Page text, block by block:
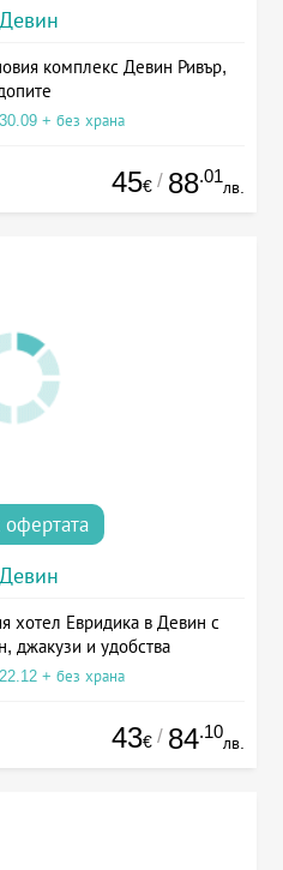
Девин
комплекс Девин Ривър,
+ без храна
45€ / 88.01
лв.
офертата
Девин
хотел Евридика в Девин с
джакузи и удобства
+ без храна
43€ / 84.10
лв.